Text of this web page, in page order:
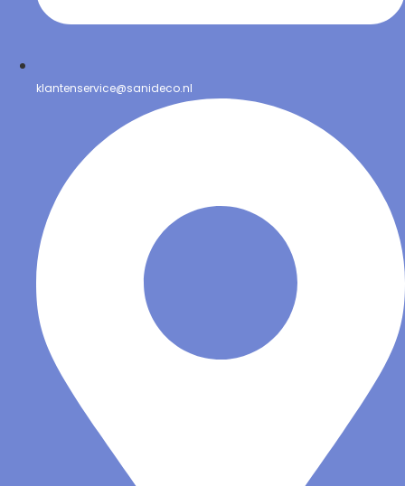
klantenservice@sanideco.nl